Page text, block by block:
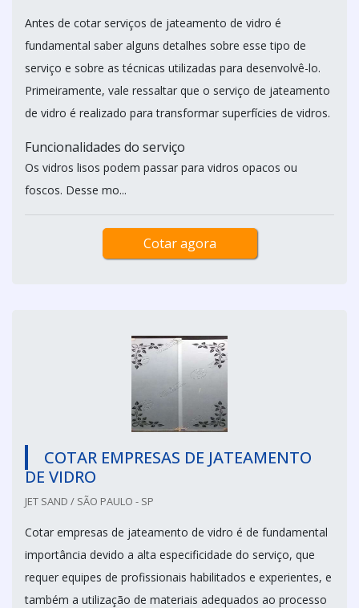
Antes de cotar serviços de jateamento de vidro é
fundamental saber alguns detalhes sobre esse tipo de
serviço e sobre as técnicas utilizadas para desenvolvê-lo.
Primeiramente, vale ressaltar que o serviço de jateamento
de vidro é realizado para transformar superfícies de vidros.
Funcionalidades do serviço
Os vidros lisos podem passar para vidros opacos ou
foscos. Desse mo...
Cotar agora
COTAR EMPRESAS DE JATEAMENTO
DE VIDRO
JET SAND / SÃO PAULO - SP
Cotar empresas de jateamento de vidro é de fundamental
importância devido a alta especificidade do serviço, que
requer equipes de profissionais habilitados e experientes, e
também a utilização de materiais adequados ao processo